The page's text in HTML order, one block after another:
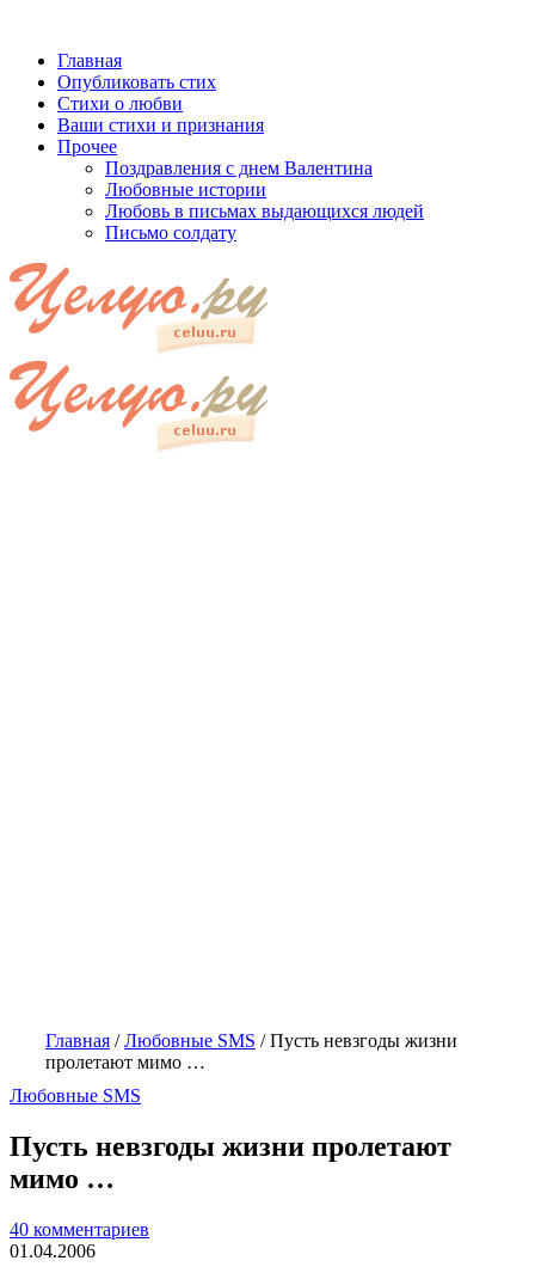
Главная
Опубликовать стих
Стихи о любви
Ваши стихи и признания
Прочее
Поздравления с днем Валентина
Любовные истории
Любовь в письмах выдающихся людей
Письмо солдату
Главная /Любовные SMS /Пусть невзгоды жизни
пролетают мимо …
Любовные SMS
Пусть невзгоды жизни пролетают
мимо …
40 комментариев
01.04.2006